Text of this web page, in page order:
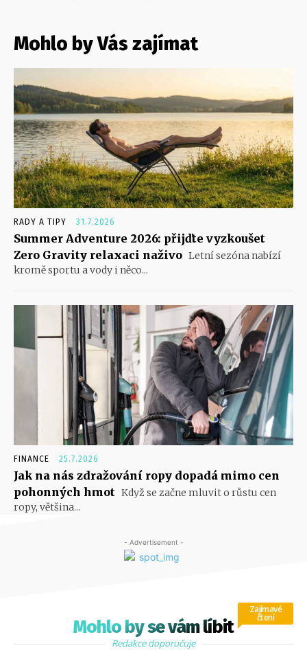
Mohlo by Vás zajímat
RADY A TIPY 31.7.2026
Summer Adventure 2026: přijďte vyzkoušet
Zero Gravity relaxaci naživo Letní sezóna nabízí
kromě sportu a vody i něco...
FINANCE 25.7.2026
Jak na nás zdražování ropy dopadá mimo cen
pohonných hmot Když se začne mluvit o růstu cen
ropy, většina...
- Advertisement -
Mohlo by se vám líbit
Zajímavé
čtení
Redakce doporučuje